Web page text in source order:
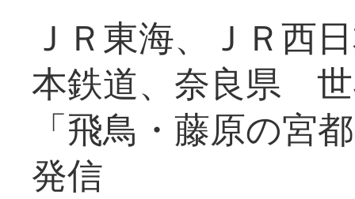
ＪＲ東海、ＪＲ西
本鉄道、奈良県
「飛鳥・藤原の宮
発信